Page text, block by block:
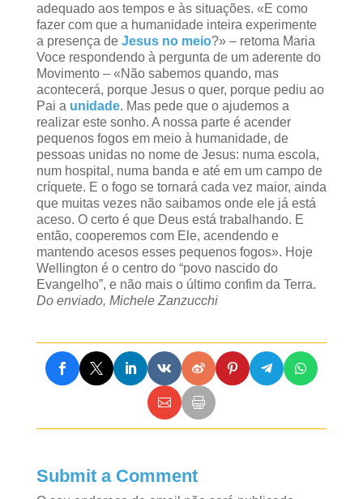
adequado aos tempos e às situações. «E como
fazer com que a humanidade inteira experimente
a presença de Jesus no meio?» – retoma Maria
Voce respondendo à pergunta de um aderente do
Movimento – «Não sabemos quando, mas
acontecerá, porque Jesus o quer, porque pediu ao
Pai a unidade. Mas pede que o ajudemos a
realizar este sonho. A nossa parte é acender
pequenos fogos em meio à humanidade, de
pessoas unidas no nome de Jesus: numa escola,
num hospital, numa banda e até em um campo de
críquete. E o fogo se tornará cada vez maior, ainda
que muitas vezes não saibamos onde ele já está
aceso. O certo é que Deus está trabalhando. E
então, cooperemos com Ele, acendendo e
mantendo acesos esses pequenos fogos». Hoje
Wellington é o centro do “povo nascido do
Evangelho”, e não mais o último confim da Terra.
Do enviado, Michele Zanzucchi
Submit a Comment